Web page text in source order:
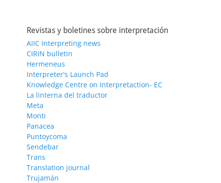
Revistas y boletines sobre interpretación
AIIC Interpreting news
CIRIN bulletin
Hermeneus
Interpreter's Launch Pad
Knowledge Centre on Interpretaction- EC
La linterna del traductor
Meta
Monti
Panacea
Puntoycoma
Sendebar
Trans
Translation journal
Trujamán